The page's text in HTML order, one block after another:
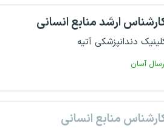
ارشد منابع انسانی
دندانپزشکی آتیه
آسان
منابع انسانی